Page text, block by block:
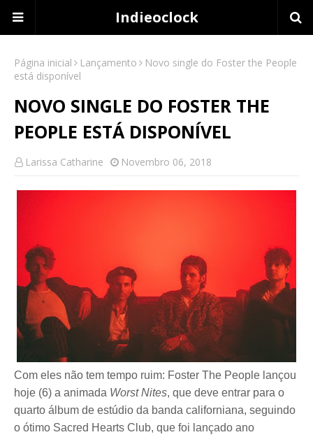
Indieoclock
Página inicial Lançamento
Novo single do Foster the People
está disponível
NOVO SINGLE DO FOSTER THE
PEOPLE ESTÁ DISPONÍVEL
Larissa Catharine Novembro 06, 2018
Com eles não tem tempo ruim: Foster The People lançou
hoje (6) a animada Worst Nites, que deve entrar para o
quarto álbum de estúdio da banda californiana, seguindo
o ótimo Sacred Hearts Club, que foi lançado ano